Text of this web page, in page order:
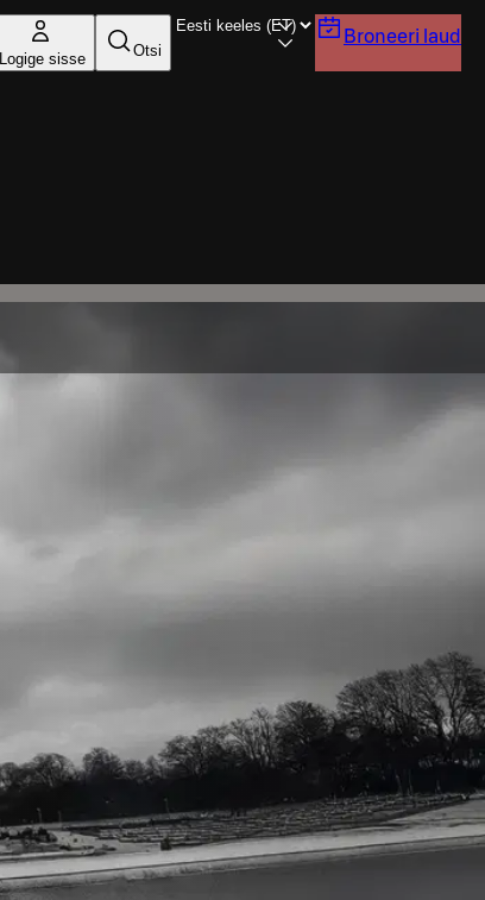
Logige sisse Otsi
Broneeri laud